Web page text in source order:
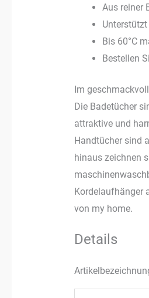
Aus reiner
Bis 60°C
Bestellen
Im
Die Badetücher
attraktive und
Handtücher sind
hinaus zeichnen
Kordelaufhänger
von my home.
Details